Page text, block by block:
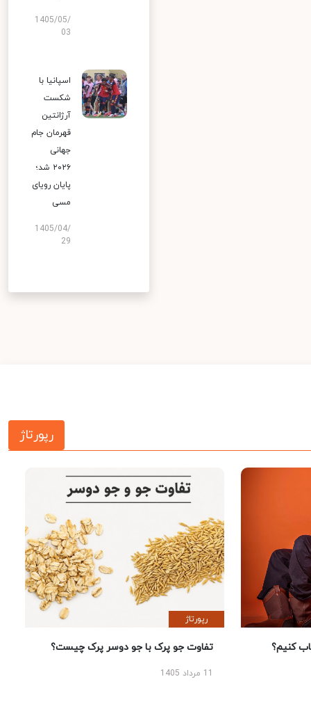
1405/05/
03
اسپانیا با
شکست
آرژانتین
قهرمان جام
جهانی
۲۰۲۶ شد؛
پایان رویای
مسی
1405/04/
29
رپورتاژ
کنیم؟
رپورتاژ
تفاوت جو پرک با جو دوسر پرک چیست؟